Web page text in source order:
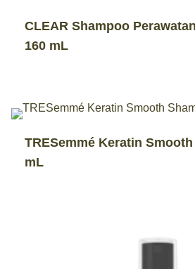
CLEAR Shampoo
160 mL
TRESemmé Keratin
mL